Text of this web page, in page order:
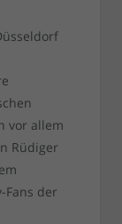
vor allem
Rüdiger
der